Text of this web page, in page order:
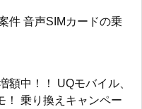
件 音声SIMカードの乗
額中！！ UQモバイル、
！ 乗り換えキャンペー